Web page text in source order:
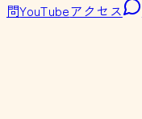
問YouTubeアクセス